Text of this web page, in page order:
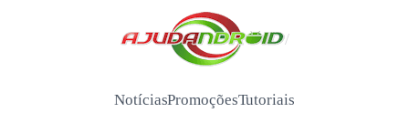
/
NotíciasPromoçõesTutoriais